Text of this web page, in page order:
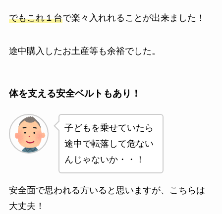
でもこれ１台で楽々入れれることが出来ました！
途中購入したお土産等も余裕でした。
体を支える安全ベルトもあり！
子どもを乗せていたら
途中で転落して危ない
んじゃないか・・！
安全面で思われる方いると思いますが、こちらは
大丈夫！